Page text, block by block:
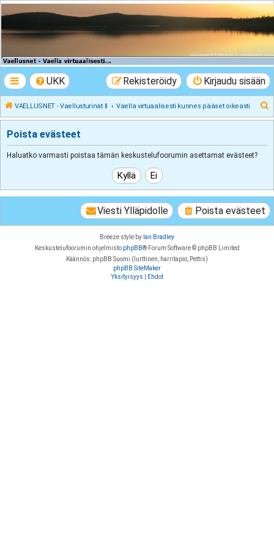
VAELLUSNET -
Vaellusturinat II
UKK Kirjaudu sisään
Rekisteröidy
VAELLUSNET - Vaellusturinat II Vaella virtuaalisesti kunnes pääset oikeasti
t
Poista evästeet
Haluatko varmasti poistaa tämän keskustelufoorumin asettamat evästeet?
Poista evästeet
Viesti Ylläpidolle
Breeze style by Ian Bradley
Keskustelufoorumin ohjelmisto phpBB® Forum Software © phpBB Limited
Käännös: phpBB Suomi (lurttinen, harritapio, Pettis)
phpBB SiteMaker
Yksityisyys
Ehdot